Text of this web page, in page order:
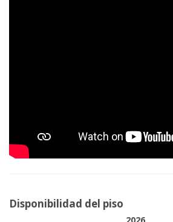
Disponibilidad del piso